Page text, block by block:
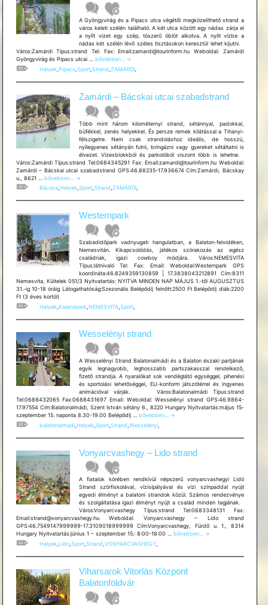
A Gyöngyvirág és a Pipacs utca végétől megközelíthető strand a
város keleti szélén található. A két utca között egy nádas zárja el
a nyílt vizet egy szép, tószerű öblöt alkotva. A nyílt vízbe a
nádas két szélén lévő széles tisztásokon keresztül lehet kijutni.
Város:Zamárdi Típus:strand Tel: Fax: Email:zamardi@tourinform.hu Weboldal: Zamárdi
Gyöngyvirág és Pipacs utcai … Zamárdi
Gyöngyvirág
Pipacs
szabadstrand
bővebben... →
Helyek, Pipacs, Sport, Strand ZAMÁRDI,
Zamárdi – Bácskai utcai szabadstrand
Több mint három kilométernyi strand, sétánnyal, padokkal,
büfékkel, zenés helyekkel. És persze remek kilátással a Tihanyi-
félszigetre. Nem csak strandoláshoz ideális, de hosszú,
nyílegyenes sétányán futni, bringázni vagy gyereket sétáltatni is
élvezet. Vizesblokkból és parkolóból viszont több is lehetne.
Város:Zamárdi Típus:strand Tel:0684345291 Fax: Email:zamardi@tourinform.hu Weboldal:
Zamárdi – Bácskai utcai szabadstrand GPS:46.88235-17.936674 Cím:Zamárdi, Bácskay
u., 8621 … Zamárdi
–
Bácskai
utcai
bővebben...
→
Bácska,Helyek,Sport,Strand,ZAMÁRDI,
Westernpark
Szabadidőpark vadnyugati hangulatban, a Balaton-felvidéken,
Nemesvitán. Kikapcsolódás, játékos szórakozás az egész
családnak, igazi cowboy módjára. Város:NEMESVITA
Típus:látnivaló Tel: Fax: Email: Weboldal:Westernpark GPS
koordináta:46.8249359130859 | 17.3838043212891 Cím:8311
Nemesvita, Kültelek 051/3 Nyitvatartás: NYITVA MINDEN NAP MÁJUS 1.-től AUGUSZTUS
31.-ig 10-18 óráig Látogathatóság:Szezonális Belépődíj felnőtt:2500 Ft Belépődíj diák:2200
Ft (3 éves kortól)
Helyek, Kalandpark, NEMESVITA, Sport,
Wesselényi strand
A Wesselényi Strand Balatonalmádi és a Balaton északi partjának
egyik legnagyobb, leghosszabb partszakasszal rendelkező,
fizető strandja. A nyaralókat sok vendéglátó egységgel, pihenési
és sportolási lehetőséggel, EU-konform játszótérrel és ingyenes
animációval várják. Város:Balatonalmádi Típus:strand
Tel:0688432065 Fax:0688431697 Email: Weboldal: Wesselényi strand GPS:46.9864-
17.97554 Cím:Balatonalmádi, Szent István sétány 6., 8220 Hungary Nyitvatartás:május 15-
szeptember 15. naponta 8.30-19.00 Belépődíj … Wesselényi
strand
bővebben...
→
balatonalmadi, Helyek, Sport, Strand Wesselényi,
Vonyarcvashegy – Lido strand
A fiatalok körében rendkívül népszerű vonyarcvashegyi Lidó
Strand szörfiskolával, vízisípályával és vízi színpaddal nyújt
egyedi élményt a balatoni strandok közül. Számos rendezvénye
és szolgáltatása igazi élményt nyújt a család minden tagjának.
Város:Vonyarcvashegy Típus:strand Tel:0683348131 Fax:
Email:strand@vonyarcvashegy.hu Weboldal: Vonyarcvashegy – Lido strand
GPS:46.7549147999999-17.3109018999999 Cím:Vonyarcvashegy, Fürdő u. 1., 8314
Hungary Nyitvatartás:június 1 – szeptember 15.: 8:00-18:00 … Vonyarcvashegy
strand
bővebben... →
Helyek, Lido, Sport, Strand VONYARCVASHEGY,
Viharsarok Vitorlás Központ
Balatonföldvár